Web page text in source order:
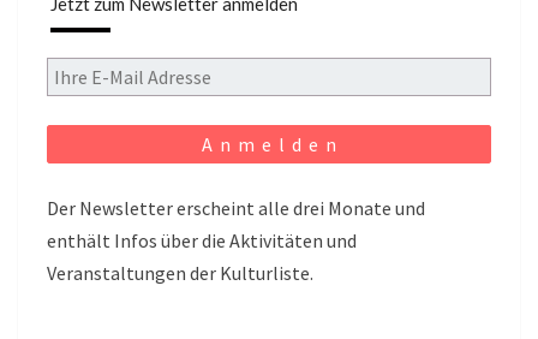
Der Newsletter erscheint alle drei Monate und
enthält Infos über die Aktivitäten und
Veranstaltungen der Kulturliste.